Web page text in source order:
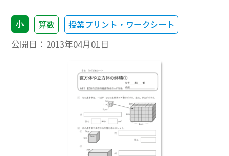
小 算数 授業プリント・ワークシート
公開日： 2013年04月01日